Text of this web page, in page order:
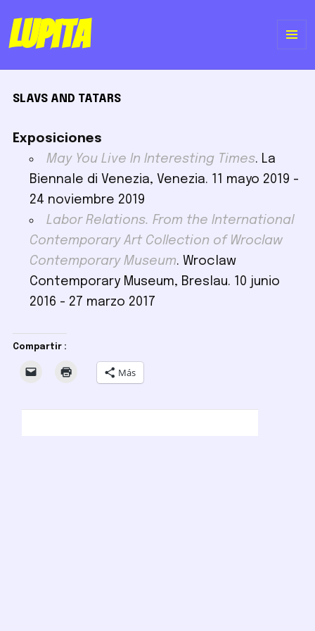
Lupita
SLAVS AND TATARS
Exposiciones
May You Live In Interesting Times. La
Biennale di Venezia, Venezia. 11 mayo 2019 -
24 noviembre 2019
Labor Relations. From the International
Contemporary Art Collection of Wroclaw
Contemporary Museum. Wroclaw
Contemporary Museum, Breslau. 10 junio
2016 - 27 marzo 2017
Compartir :
Más